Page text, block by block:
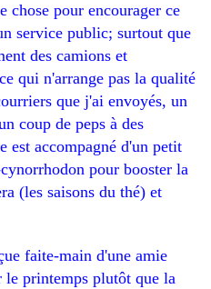
pour encourager ce
service public; surtout que
des camions et
qui n'arrange pas la qualité
que j'ai envoyés, un
coup de peps à des
est accompagné d'un petit
pour booster la
(les saisons du thé) et
faite-main d'une amie
le printemps plutôt que la